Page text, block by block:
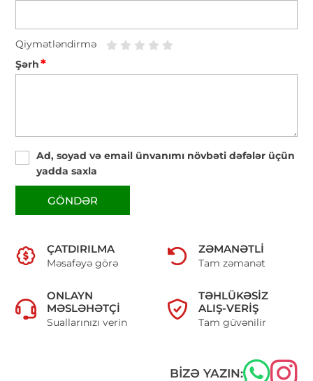
Qiymətləndirmə
Şərh*
Ad, soyad və email ünvanımı növbəti dəfələr üçün
yadda saxla
GÖNDƏR
ÇATDIRILMA
Məsafəyə görə
ZƏMANƏTLI
Tam zəmanət
ONLAYN
MƏSLƏHƏTÇI
Suallarınızı verin
TƏHLÜKƏSIZ
ALIŞ-VERIŞ
Tam güvənilir
BIZƏ YAZIN: